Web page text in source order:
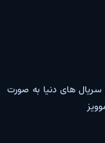
سریال های دنیا به صورت